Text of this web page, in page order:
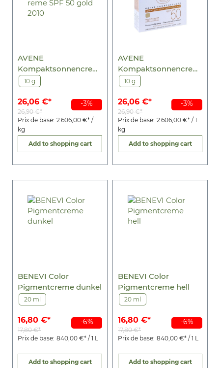
-3%
AVENE
Kompaktsonnencrem
e SPF 50 gold 2010
10 g
26,06 €*
26,90 €*
Prix de base: 2 606,00 €* / 1
kg
Add to shopping cart
-3%
AVENE
Kompaktsonnencrem
e SPF 50 sand 2010
10 g
26,06 €*
26,90 €*
Prix de base: 2 606,00 €* / 1
kg
Add to shopping cart
-6%
BENEVI Color
Pigmentcreme dunkel
20 ml
16,80 €*
17,80 €*
Prix de base: 840,00 €* / 1 L
Add to shopping cart
-6%
BENEVI Color
Pigmentcreme hell
20 ml
16,80 €*
17,80 €*
Prix de base: 840,00 €* / 1 L
Add to shopping cart